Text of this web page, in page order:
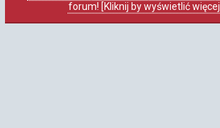
forum! [Kliknij by wyświetlić więcej]